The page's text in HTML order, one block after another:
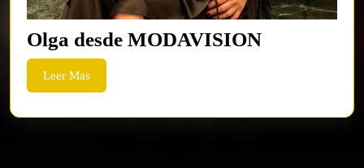
Olga desde MODAVISIONOlga
Leer MasLeer
Mas